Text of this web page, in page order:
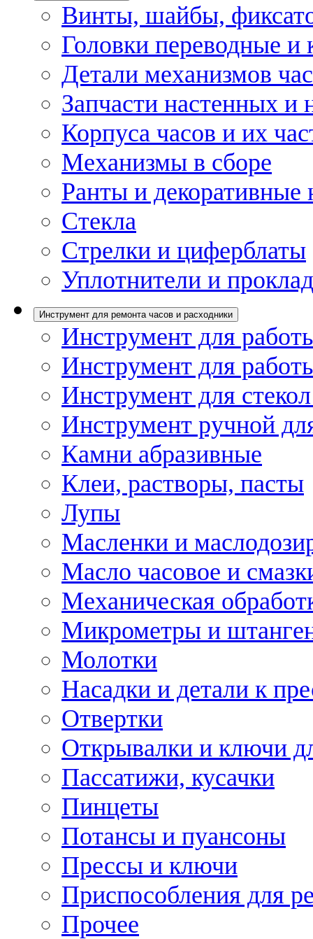
Винты, шайбы,
Головки переводные и
Детали механизмов
Запчасти настенных и
Корпуса часов и их
Механизмы в сборе
Ранты и декоративные
Стекла
Стрелки и циферблаты
Уплотнители и
Инструмент для ремонта часов и расходники
Инструмент для
Инструмент для
Инструмент для
Инструмент ручной
Камни абразивные
Клеи, растворы, пасты
Лупы
Масленки и
Масло часовое и
Механическая
Микрометры и
Молотки
Насадки и детали к
Отвертки
Открывалки и ключи
Пассатижи, кусачки
Пинцеты
Потансы и пуансоны
Прессы и ключи
Приспособления для
Прочее